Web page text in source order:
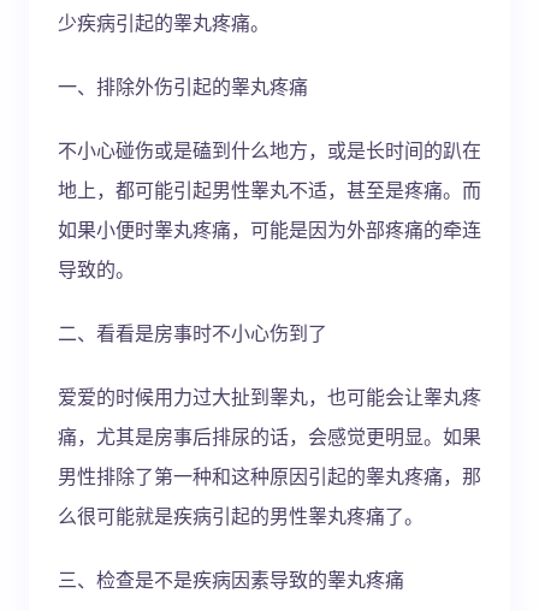
少疾病引起的睾丸疼痛。
一、排除外伤引起的睾丸疼痛
不小心碰伤或是磕到什么地方，或是长时间的趴在
地上，都可能引起男性睾丸不适，甚至是疼痛。而
如果小便时睾丸疼痛，可能是因为外部疼痛的牵连
导致的。
二、看看是房事时不小心伤到了
爱爱的时候用力过大扯到睾丸，也可能会让睾丸疼
痛，尤其是房事后排尿的话，会感觉更明显。如果
男性排除了第一种和这种原因引起的睾丸疼痛，那
么很可能就是疾病引起的男性睾丸疼痛了。
三、检查是不是疾病因素导致的睾丸疼痛